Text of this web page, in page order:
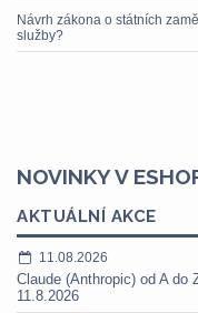
Návrh zákona o státních
služby?
NOVINKY V
AKTUÁLNÍ AKCE
11.08.2026
Claude (Anthropic) od A
11.8.2026